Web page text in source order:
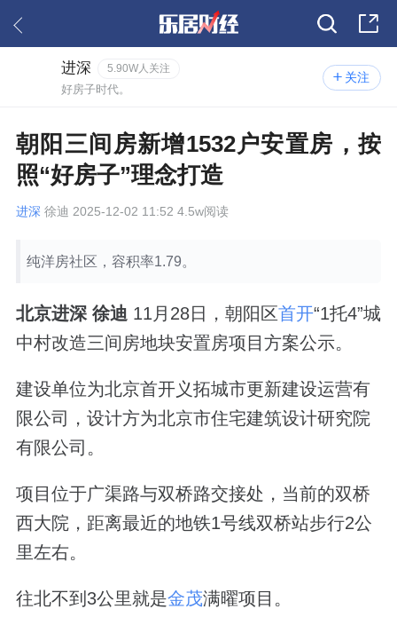
关注
进深 5.90W人关注
好房子时代。
朝阳三间房新增1532户安置房，按
照“好房子”理念打造
进深 徐迪 2025-12-02 11:52 4.5w阅读
纯洋房社区，容积率1.79。
北京进深 徐迪 11月28日，朝阳区首开“1托4”城
中村改造三间房地块安置房项目方案公示。
建设单位为北京首开义拓城市更新建设运营有
限公司，设计方为北京市住宅建筑设计研究院
有限公司。
项目位于广渠路与双桥路交接处，当前的双桥
西大院，距离最近的地铁1号线双桥站步行2公
里左右。
往北不到3公里就是金茂满曜项目。